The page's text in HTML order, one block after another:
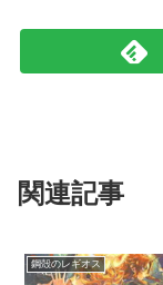
関連記事
鋼殻のレギオス